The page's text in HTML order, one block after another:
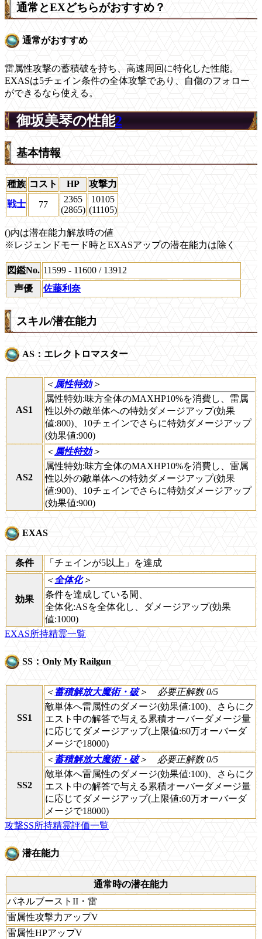
通常とEXどちらがおすすめ？
通常がおすすめ
雷属性攻撃の蓄積破を持ち、高速周回に特化した性能。
EXASは5チェイン条件の全体攻撃であり、自傷のフォロー
ができるなら使える。
御坂美琴の性能2
基本情報
種族 コスト HP
攻撃力
戦士
77
2365
(2865)
10105
(11105)
()内は潜在能力解放時の値
※レジェンドモード時とEXASアップの潜在能力は除く
図鑑No. 11599 - 11600 / 13912
声優
佐藤利奈
スキル/潜在能力
AS：エレクトロマスター
AS1
＜属性特効＞
属性特効:味方全体のMAXHP10%を消費し、雷属
性以外の敵単体への特効ダメージアップ(効果
値:800)、10チェインでさらに特効ダメージアップ
(効果値:900)
AS2
＜属性特効＞
属性特効:味方全体のMAXHP10%を消費し、雷属
性以外の敵単体への特効ダメージアップ(効果
値:900)、10チェインでさらに特効ダメージアップ
(効果値:900)
EXAS
条件 「チェインが5以上」を達成
効果
＜全体化＞
条件を達成している間、
全体化:ASを全体化し、ダメージアップ(効果
値:1000)
EXAS所持精霊一覧
SS：Only My Railgun
SS1
＜ 蓄積解放大魔術・破＞
必要正解数 0/5
敵単体へ雷属性のダメージ(効果値:100)、さらにク
エスト中の解答で与える累積オーバーダメージ量
に応じてダメージアップ(上限値:60万オーバーダ
メージで18000)
SS2
＜ 蓄積解放大魔術・破＞
必要正解数 0/5
敵単体へ雷属性のダメージ(効果値:100)、さらにク
エスト中の解答で与える累積オーバーダメージ量
に応じてダメージアップ(上限値:60万オーバーダ
メージで18000)
攻撃SS所持精霊評価一覧
潜在能力
通常時の潜在能力
パネルブーストII・雷
雷属性攻撃力アップV
雷属性HPアップV